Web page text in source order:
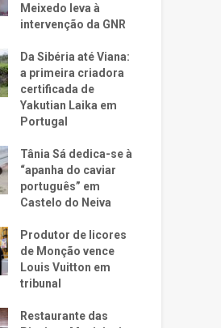
Meixedo leva à
intervenção da GNR
Da Sibéria até Viana:
a primeira criadora
certificada de
Yakutian Laika em
Portugal
Tânia Sá dedica-se à
“apanha do caviar
português” em
Castelo do Neiva
Produtor de licores
de Monção vence
Louis Vuitton em
tribunal
Restaurante das